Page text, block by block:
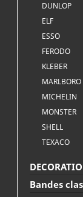
DUNLOP
ELF
ESSO
FERODO
KLEBER
MARLBORO
MICHELIN
MONSTER
SHELL
TEXACO
Bandes